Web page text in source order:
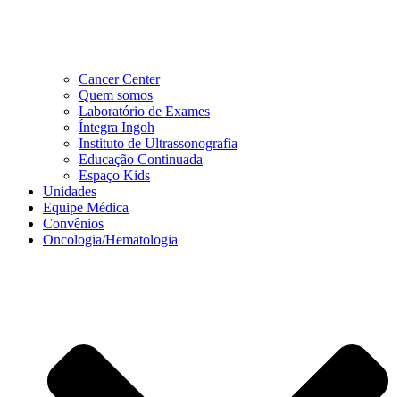
Cancer Center
Quem somos
Laboratório de Exames
Íntegra Ingoh
Instituto de Ultrassonografia
Educação Continuada
Espaço Kids
Unidades
Equipe Médica
Convênios
Oncologia/Hematologia